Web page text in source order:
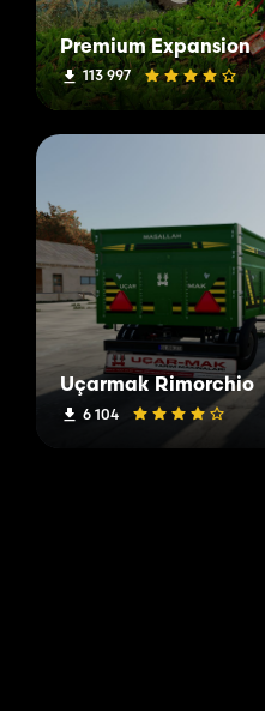
Premium Expansion
113 997
Uçarmak Rimorchio
6 104